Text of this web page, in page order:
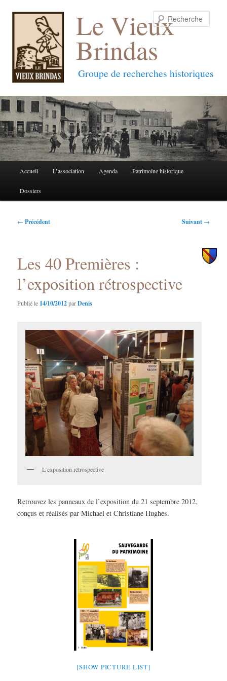
Le Vieux
Brindas
Groupe de recherches historiques
Aller
au
Aller
au
Accueil L’association Agenda Patrimoine historique
Dossiers
Navigation
← Précédent Suivant →
Les 40 Premières :
l’exposition rétrospective
Publié le 14/10/2012parDenis
L’exposition rétrospective
Retrouvez les panneaux de l’exposition du 21 septembre 2012,
conçus et réalisés par Michael et Christiane Hughes.
[SHOW PICTURE LIST]